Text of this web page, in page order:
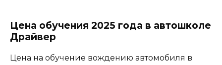
Цена обучения 2025 года в автошколе
Драйвер
Цена на обучение вождению автомобиля в